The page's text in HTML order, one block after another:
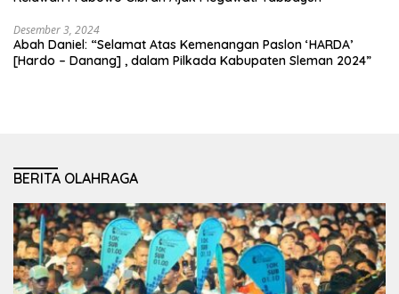
Desember 3, 2024
Abah Daniel: “Selamat Atas Kemenangan Paslon ‘HARDA’
[Hardo – Danang] , dalam Pilkada Kabupaten Sleman 2024”
BERITA OLAHRAGA